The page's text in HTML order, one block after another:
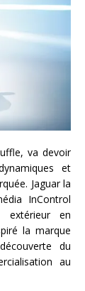
va devoir
et
Jaguar la
InControl
extérieur en
la marque
du
au